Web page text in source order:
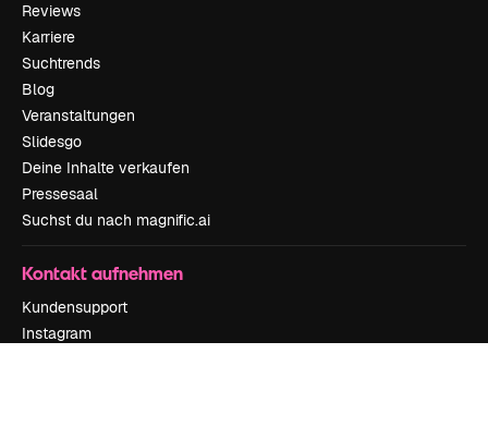
Reviews
Karriere
Suchtrends
Blog
Veranstaltungen
Slidesgo
Deine Inhalte verkaufen
Pressesaal
Suchst du nach magnific.ai
Kontakt aufnehmen
Kundensupport
Instagram